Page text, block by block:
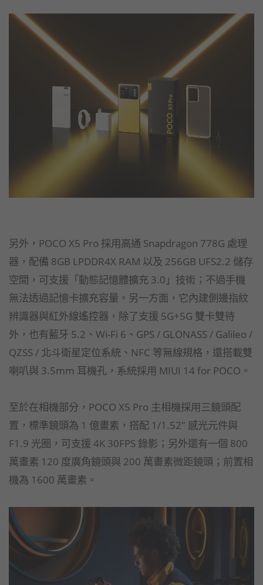
另外，POCO X5 Pro 採用高通 Snapdragon 778G 處理
器，配備 8GB LPDDR4X RAM 以及 256GB UFS2.2 儲存
空間，可支援「動態記憶體擴充 3.0」技術；不過手機
無法透過記憶卡擴充容量。另一方面，它內建側邊指紋
辨識器與紅外線遙控器，除了支援 5G+5G 雙卡雙待
外，也有藍牙 5.2、Wi-Fi 6、GPS / GLONASS / Galileo /
QZSS / 北斗衛星定位系統、NFC 等無線規格，還搭載雙
喇叭與 3.5mm 耳機孔，系統採用 MIUI 14 for POCO。
至於在相機部分，POCO X5 Pro 主相機採用三鏡頭配
置，標準鏡頭為 1 億畫素，搭配 1/1.52" 感光元件與
F1.9 光圈，可支援 4K 30FPS 錄影；另外還有一個 800
萬畫素 120 度廣角鏡頭與 200 萬畫素微距鏡頭；前置相
機為 1600 萬畫素。